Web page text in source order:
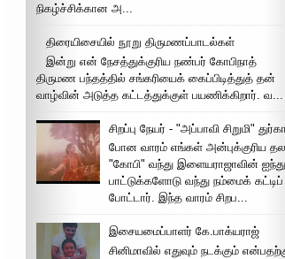
நிகழ்ச்சிக்கான அ...
திரையிசையில் நூறு திருமணப்பாடல்கள்
இன்று என் நேசத்துக்குரிய நண்பர் கோபிநாத்
திருமண பந்தத்தில் சங்கரியைக் கைப்பிடித்துத் தன்
வாழ்வின் அடுத்த கட்டத்துக்குள் பயணிக்கிறார். வ...
சிறப்பு நேயர் - "அப்பாவி சிறுமி" துர்கா
போன வாரம் எங்கள் அன்புக்குரிய தல
"கோபி" வந்து இளையராஜாவின் ஐந்து
பாட்டுக்களோடு வந்து நம்மைக் கட்டிப்
போட்டார். இந்த வாரம் சிறப...
இசையமைப்பாளர் கே.பாக்யராஜ்
சினிமாவில் எதுவும் நடக்கும்